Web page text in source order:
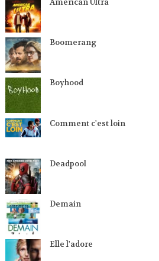
American Ultra
Boomerang
Boyhood
Comment c'est loin
Deadpool
Demain
Elle l'adore